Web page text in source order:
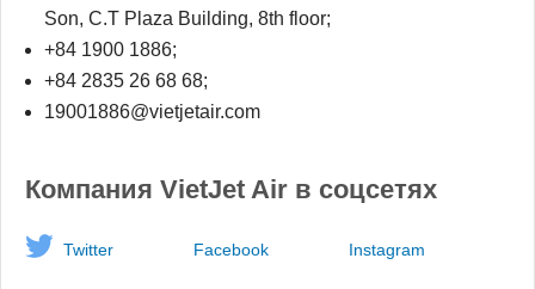
Son, C.T Plaza Building, 8th floor;
+84 1900 1886;
+84 2835 26 68 68;
19001886@vietjetair.com
Компания VietJet Air в соцсетях
Twitter Facebook Instagram